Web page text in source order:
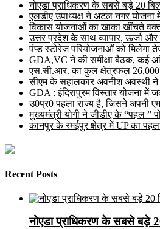
नोएडा प्राधिकरण के सबसे बड़े 20
एलडीए उपाध्यक्ष ने अटल नगर योजना
विकास योजनाओं का खाका खींचते वक्त
उत्तर प्रदेश के साथ व्यापार, ऊर्जा और
पंप्ड स्टोरेज परियोजनाओं को मिलेगा
GDA,VC ने की समीक्षा बैठक, कई
एस.सी.आर. का कुल क्षेत्रफल 26,000
सीएम के सहालकार अवनीश अवस्थी ने
GDA : इंदिरापुरम विस्तार योजना में
उ0प्र0 पहला राज्य है, जिसने अपनी
मुख्यमंत्री योगी ने जीडीए के “पहल ”
कानपुर के रमईपुर क्षेत्र में UP का
Recent Posts
नोएडा प्राधिकरण के सबसे बड़े